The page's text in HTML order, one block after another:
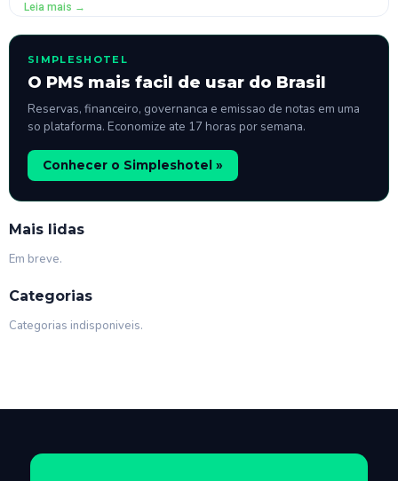
Leia mais →
SIMPLESHOTEL
O PMS mais facil de usar do Brasil
Reservas, financeiro, governanca e emissao de notas em uma
so plataforma. Economize ate 17 horas por semana.
Conhecer o Simpleshotel »
Mais lidas
Em breve.
Categorias
Categorias indisponiveis.